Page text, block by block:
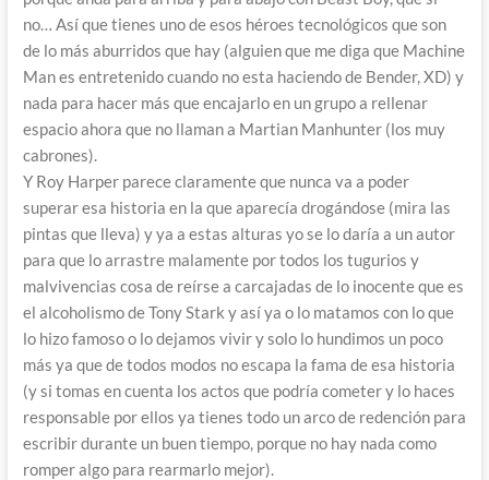
no… Así que tienes uno de esos héroes tecnológicos que son
de lo más aburridos que hay (alguien que me diga que Machine
Man es entretenido cuando no esta haciendo de Bender, XD) y
nada para hacer más que encajarlo en un grupo a rellenar
espacio ahora que no llaman a Martian Manhunter (los muy
cabrones).
Y Roy Harper parece claramente que nunca va a poder
superar esa historia en la que aparecía drogándose (mira las
pintas que lleva) y ya a estas alturas yo se lo daría a un autor
para que lo arrastre malamente por todos los tugurios y
malvivencias cosa de reírse a carcajadas de lo inocente que es
el alcoholismo de Tony Stark y así ya o lo matamos con lo que
lo hizo famoso o lo dejamos vivir y solo lo hundimos un poco
más ya que de todos modos no escapa la fama de esa historia
(y si tomas en cuenta los actos que podría cometer y lo haces
responsable por ellos ya tienes todo un arco de redención para
escribir durante un buen tiempo, porque no hay nada como
romper algo para rearmarlo mejor).